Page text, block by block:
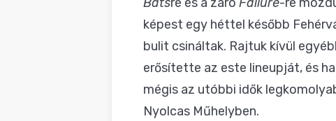
képest egy héttel később
bulit csináltak. Rajtuk kívül
erősítette az este lineupját, és
mégis az utóbbi idők
Nyolcas Műhelyben.